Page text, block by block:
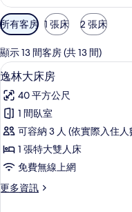
可
用
的
客
房
篩
選
條
所有客房 1 張床 2 張床
顯示 13 間客房 (共 13 間)
顯
示
逸
林
大
床
房
的
5
逸林大床房
40 平方公尺
1 間臥室
可容納 3 人 (依實際入住人
1 張特大雙人床
免費無線上網
更多資訊
更